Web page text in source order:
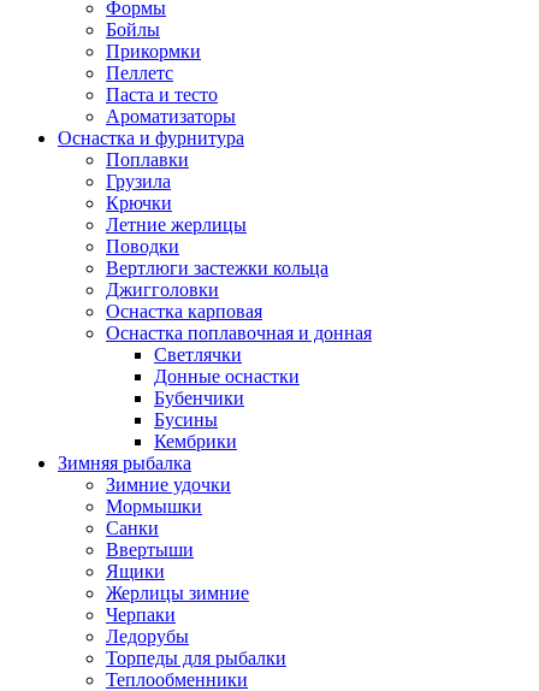
Формы
Бойлы
Прикормки
Пеллетс
Паста и тесто
Ароматизаторы
Оснастка и фурнитура
Поплавки
Грузила
Крючки
Летние жерлицы
Поводки
Вертлюги застежки кольца
Джигголовки
Оснастка карповая
Оснастка поплавочная и донная
Светлячки
Донные оснастки
Бубенчики
Бусины
Кембрики
Зимняя рыбалка
Зимние удочки
Мормышки
Санки
Ввертыши
Ящики
Жерлицы зимние
Черпаки
Ледорубы
Торпеды для рыбалки
Теплообменники